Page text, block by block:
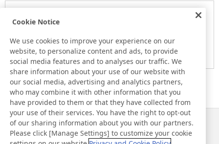
Here is the information at the release day. This information
may be different from the information at other medias.
Please be forewarned.
Notizie
Contatti
Domande frequenti
Cookie Notice
We use cookies to improve your experience on our
website, to personalize content and ads, to provide
social media features and to analyses our traffic. We
share information about your use of our website with
our social media, advertising and analytics partners,
who may combine it with other information that you
have provided to them or that they have collected from
your use of their services. You have the right to opt-out
of our sharing information about you with our partners.
Please click [Manage Settings] to customize your cookie